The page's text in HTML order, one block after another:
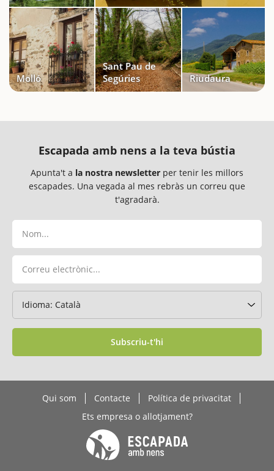
Molló
Sant Pau de
Segúries
Riudaura
Escapada amb nens a la teva bústia
Apunta't a la nostra newsletter per tenir les millors
escapades. Una vegada al mes rebràs un correu que
t'agradarà.
Subscriu-t'hi
Qui som Contacte
Política de privacitat
Ets empresa o allotjament?